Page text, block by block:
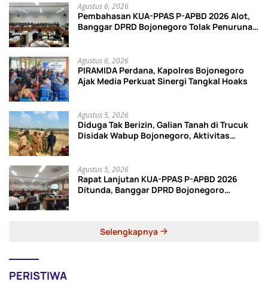
Agustus 6, 2026
Pembahasan KUA-PPAS P-APBD 2026 Alot,
Banggar DPRD Bojonegoro Tolak Penurunan
Agustus 6, 2026
PIRAMIDA Perdana, Kapolres Bojonegoro
Ajak Media Perkuat Sinergi Tangkal Hoaks
Agustus 5, 2026
Diduga Tak Berizin, Galian Tanah di Trucuk
Disidak Wabup Bojonegoro, Aktivitas
Agustus 5, 2026
Rapat Lanjutan KUA-PPAS P-APBD 2026
Ditunda, Banggar DPRD Bojonegoro
Selengkapnya
PERISTIWA